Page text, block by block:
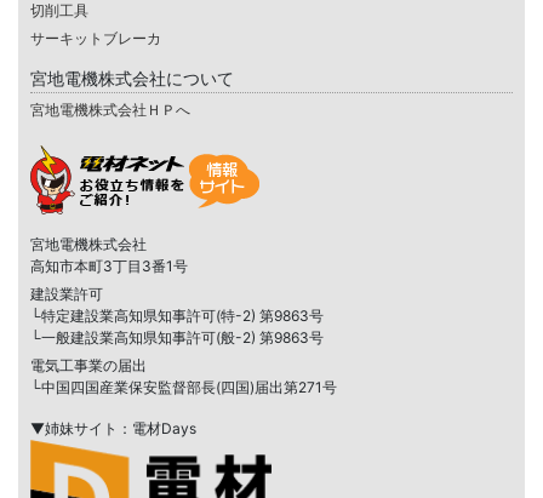
切削工具
サーキットブレーカ
宮地電機株式会社について
宮地電機株式会社ＨＰへ
宮地電機株式会社
高知市本町3丁目3番1号
建設業許可
└特定建設業高知県知事許可(特-2) 第9863号
└一般建設業高知県知事許可(般-2) 第9863号
電気工事業の届出
└中国四国産業保安監督部長(四国)届出第271号
▼姉妹サイト：電材Days